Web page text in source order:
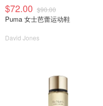
$72.00 $90.00
Puma 女士芭蕾运动鞋
David Jones